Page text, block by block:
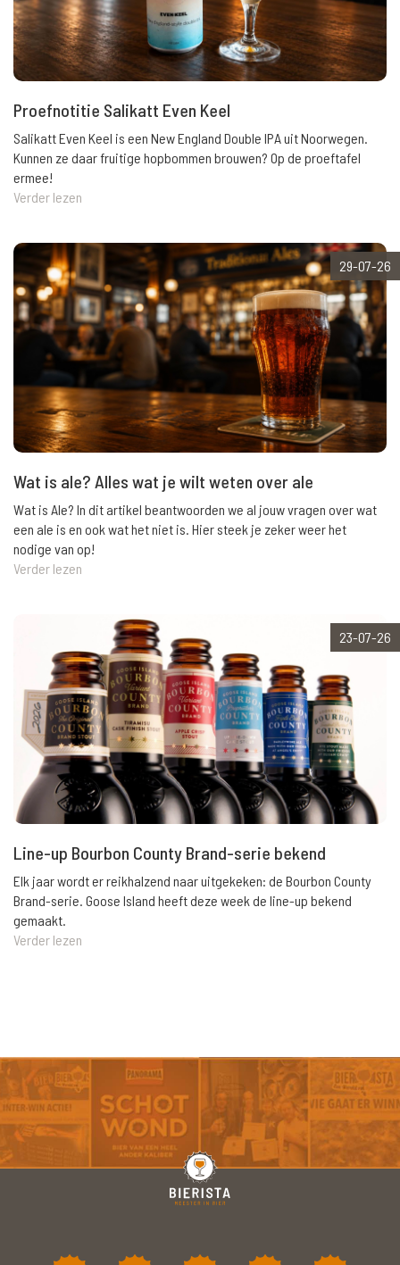
Proefnotitie Salikatt Even Keel
Salikatt Even Keel is een New England Double IPA uit Noorwegen.
Kunnen ze daar fruitige hopbommen brouwen? Op de proeftafel
ermee!
Verder lezen
29-07-26
Wat is ale? Alles wat je wilt weten over ale
Wat is Ale? In dit artikel beantwoorden we al jouw vragen over wat
een ale is en ook wat het niet is. Hier steek je zeker weer het
nodige van op!
Verder lezen
23-07-26
Line-up Bourbon County Brand-serie bekend
Elk jaar wordt er reikhalzend naar uitgekeken: de Bourbon County
Brand-serie. Goose Island heeft deze week de line-up bekend
gemaakt.
Verder lezen